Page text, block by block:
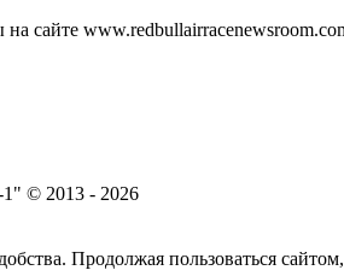
сайте
© 2013 - 2026
Продолжая пользоваться